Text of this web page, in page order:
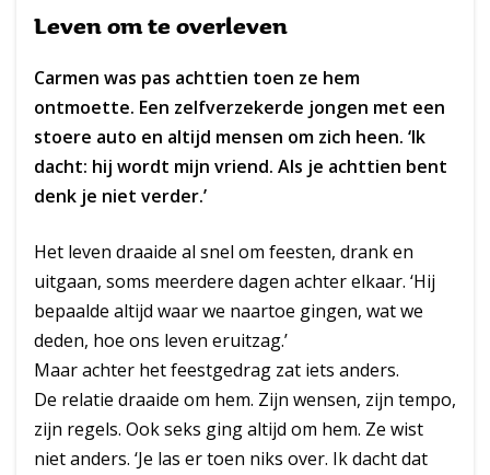
Leven om te overleven
Carmen was pas achttien toen ze hem
ontmoette. Een zelfverzekerde jongen met een
stoere auto en altijd mensen om zich heen. ‘Ik
dacht: hij wordt mijn vriend. Als je achttien bent
denk je niet verder.’
Het leven draaide al snel om feesten, drank en
uitgaan, soms meerdere dagen achter elkaar. ‘Hij
bepaalde altijd waar we naartoe gingen, wat we
deden, hoe ons leven eruitzag.’
Maar achter het feestgedrag zat iets anders.
De relatie draaide om hem. Zijn wensen, zijn tempo,
zijn regels. Ook seks ging altijd om hem. Ze wist
niet anders. ‘Je las er toen niks over. Ik dacht dat